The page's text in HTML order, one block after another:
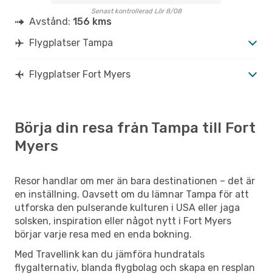
Senast kontrollerad Lör 8/08
Avstånd: 156 kms
Flygplatser Tampa
Flygplatser Fort Myers
Börja din resa från Tampa till Fort
Myers
Resor handlar om mer än bara destinationen – det är
en inställning. Oavsett om du lämnar Tampa för att
utforska den pulserande kulturen i USA eller jaga
solsken, inspiration eller något nytt i Fort Myers
börjar varje resa med en enda bokning.
Med Travellink kan du jämföra hundratals
flygalternativ, blanda flygbolag och skapa en resplan